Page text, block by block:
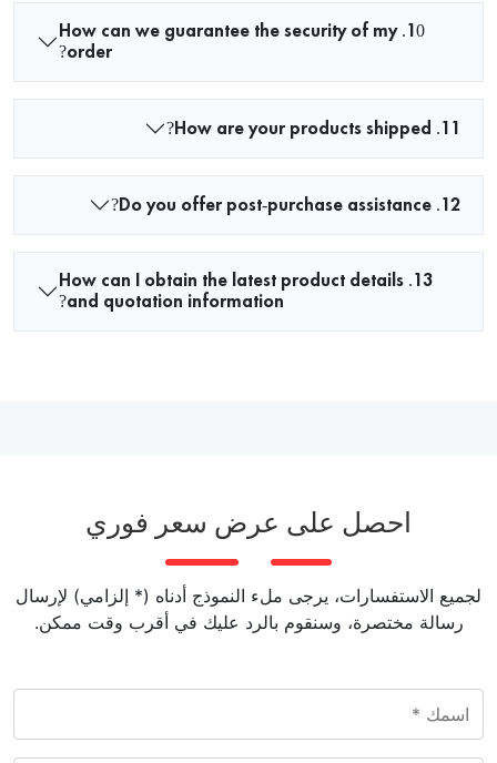
10. How can we guarantee the security of my
order?
11. How are your products shipped?
12. Do you offer post-purchase assistance?
13. How can I obtain the latest product details
and quotation information?
احصل على عرض سعر فوري
لجميع الاستفسارات، يرجى ملء النموذج أدناه (* إلزامي) لإرسال
رسالة مختصرة، وسنقوم بالرد عليك في أقرب وقت ممكن.